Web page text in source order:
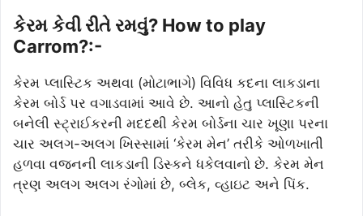
કેરમ કેવી રીતે રમવું? How to play
Carrom?:-
કેરમ પ્લાસ્ટિક અથવા (મોટાભાગે) વિવિધ કદના લાકડાના
કેરમ બોર્ડ પર વગાડવામાં આવે છે. આનો હેતુ પ્લાસ્ટિકની
બનેલી સ્ટ્રાઈકરની મદદથી કેરમ બોર્ડના ચાર ખૂણા પરના
ચાર અલગ-અલગ ખિસ્સામાં ‘કેરમ મેન’ તરીકે ઓળખાતી
હળવા વજનની લાકડાની ડિસ્કને ધકેલવાનો છે. કેરમ મેન
ત્રણ અલગ અલગ રંગોમાં છે, બ્લેક, વ્હાઇટ અને પિંક.